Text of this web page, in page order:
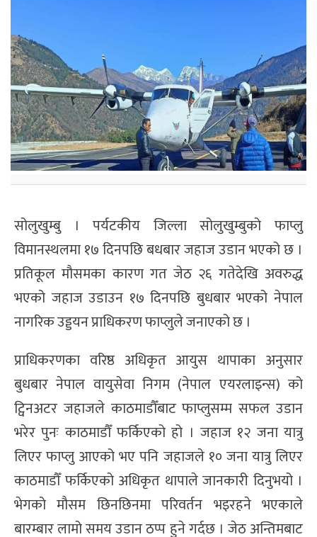
सोलुखुम्बु । पर्यटकीय जिल्ला सोलुखुम्बुको फाप्लु
विमानस्थलमा १७ दिनपछि बधबार जहाज उडान भएको छ ।
प्रतिकूल मौसमका कारण गत जेठ २६ गतेदेखि अवरुद्ध
भएको जहाज उडाउन १७ दिनपछि बुधबार भएको नेपाल
नागरिक उड्डयन प्राधिकरण फाप्लुले जनाएको छ ।
प्राधिकरणका वरिष्ठ अधिकृत आयुस थापाका अनुसार
बुधबार नेपाल वायुसेवा निगम (नेपाल एयरलाइन्स) को
ट्विनअटर जहाजले काठमाडौँबाट फाप्लुसम्म सफल उडान
भरेर पुनः काठमाडौँ फर्किएको हो । जहाज १२ जना यात्रु
लिएर फाप्लु आएको भए पनि जहाजले १० जना यात्रु लिएर
काठमाडौँ फर्किएको अधिकृत थापाले जानकारी दिनुभयो ।
भेगको मौसम छिनछिनमा परिवर्तन भइरहने भएकाले
बारम्बार लामो समय उडान ठप्प हुने गर्दछ । जेठ अन्तिमबाट